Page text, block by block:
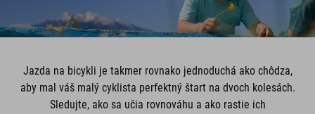
Jazda na bicykli je takmer rovnako jednoduchá ako chôdza,
aby mal váš malý cyklista perfektný štart na dvoch kolesách.
Sledujte, ako sa učia rovnováhu a ako rastie ich